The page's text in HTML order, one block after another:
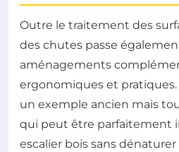
Outre le traitement des
des chutes passe
aménagements
ergonomiques et pratiques.
un exemple ancien mais
qui peut être parfaitement
escalier bois sans